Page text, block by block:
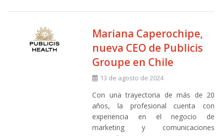
Mariana Caperochipe,
nueva CEO de Publicis
Groupe en Chile
13 de agosto de 2024
Con una trayectoria de más de 20
años, la profesional cuenta con
experiencia en el negocio de
marketing y comunicaciones